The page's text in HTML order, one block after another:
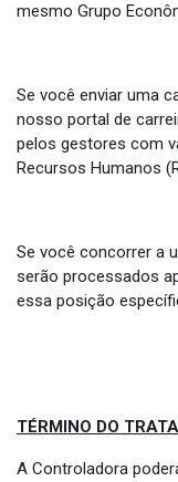
mesmo Grupo
Se você enviar uma
nosso portal de
pelos gestores com
Recursos Humanos
Se você concorrer a
serão processados
essa posição
TÉRMINO DO
A Controladora